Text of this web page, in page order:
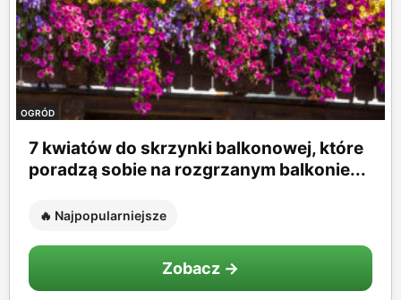
OGRÓD
7 kwiatów do skrzynki balkonowej, które
poradzą sobie na rozgrzanym balkonie...
🔥 Najpopularniejsze
Zobacz →